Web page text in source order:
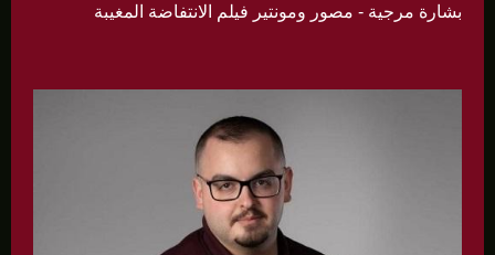
بشارة مرجية - مصور ومونتير فيلم الانتفاضة المغيبة